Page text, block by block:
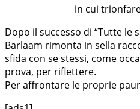
in cui
Dopo il successo di “Tutte le
Barlaam rimonta in sella
sfida con se stessi, come
prova, per riflettere.
Per affrontare le proprie